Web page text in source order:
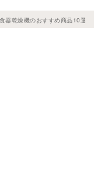
食器乾燥機のおすすめ商品10選♪